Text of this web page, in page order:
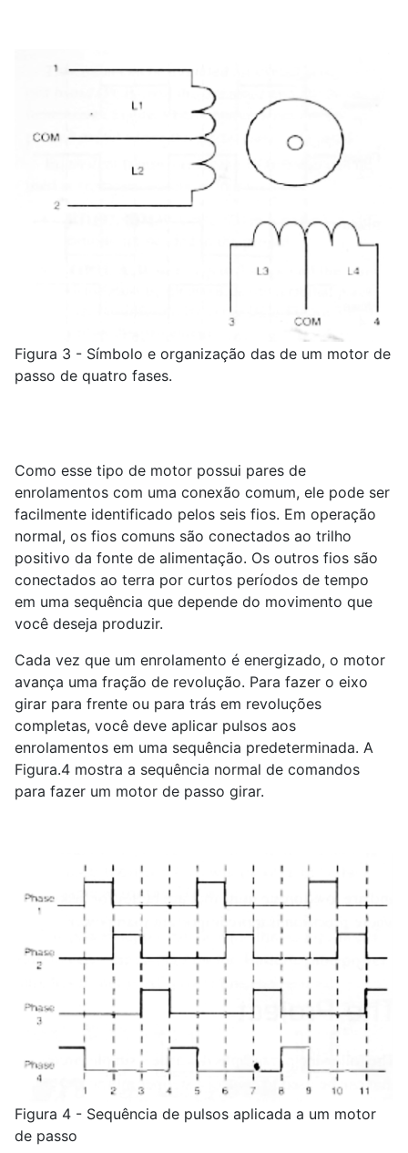
Figura 3 - Símbolo e organização das de um motor de
passo de quatro fases.
Como esse tipo de motor possui pares de
enrolamentos com uma conexão comum, ele pode ser
facilmente identificado pelos seis fios. Em operação
normal, os fios comuns são conectados ao trilho
positivo da fonte de alimentação. Os outros fios são
conectados ao terra por curtos períodos de tempo
em uma sequência que depende do movimento que
você deseja produzir.
Cada vez que um enrolamento é energizado, o motor
avança uma fração de revolução. Para fazer o eixo
girar para frente ou para trás em revoluções
completas, você deve aplicar pulsos aos
enrolamentos em uma sequência predeterminada. A
Figura.4 mostra a sequência normal de comandos
para fazer um motor de passo girar.
Figura 4 - Sequência de pulsos aplicada a um motor
de passo